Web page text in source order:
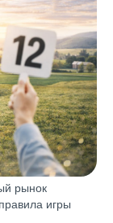
рынок
игры